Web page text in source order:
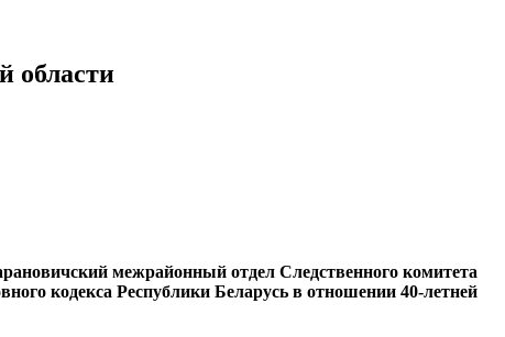
области
межрайонный отдел Следственного комитета
кодекса Республики Беларусь в отношении 40-летней